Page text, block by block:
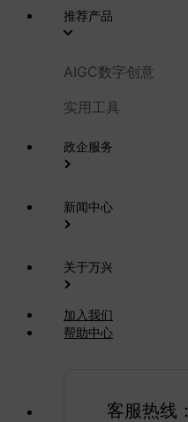
推荐产品
AIGC数字创意
实用工具
政企服务
新闻中心
关于万兴
加入我们
帮助中心
客服热线：